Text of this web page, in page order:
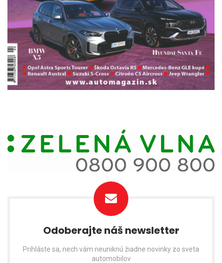
Odoberajte náš newsletter
Prihláste sa, nech vám neuniknú žiadne novinky zo sveta
automobilov